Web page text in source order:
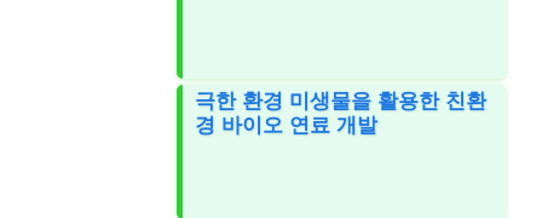
극한 환경 미생물을 활용한 친환
경 바이오 연료 개발